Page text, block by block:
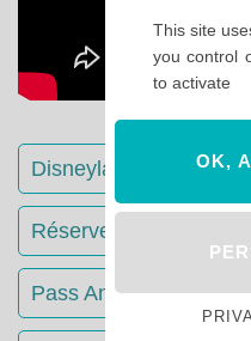
Disneyland Paris : Le
Réserver votre séjour
Pass Annuels Disney
This site
you control
to activate
OK,